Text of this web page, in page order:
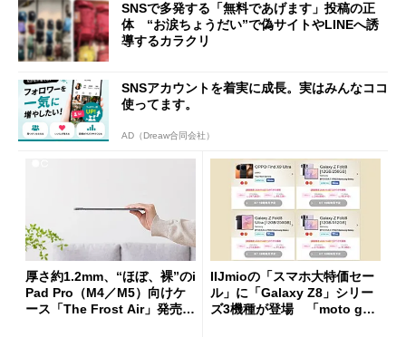
SNSで多発する「無料であげます」投稿の正
体 “お涙ちょうだい”で偽サイトやLINEへ誘
導するカラクリ
SNSアカウントを着実に成長。実はみんなココ
使ってます。
AD（Dreaw合同会社）
厚さ約1.2mm、“ほぼ、裸”のi
Pad Pro（M4／M5）向けケ
ース「The Frost Air」発売
IIJmioの「スマホ大特価セー
ル」に「Galaxy Z8」シリー
ズ3機種が登場 「moto g37